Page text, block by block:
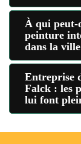
À qui peut-
peinture
dans la
Entreprise
Falck : les
lui font